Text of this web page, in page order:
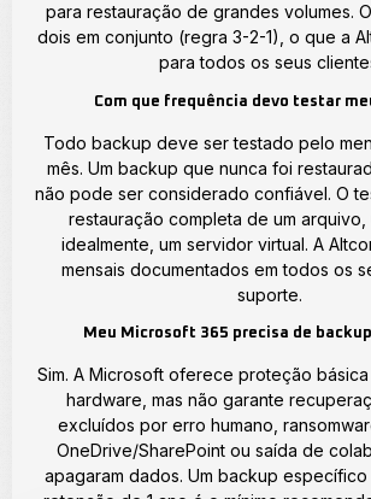
para restauração de grandes volumes.
dois em conjunto (regra 3-2-1), o que a
para todos os seus
Com que frequência devo testar
Todo backup deve ser testado pelo
mês. Um backup que nunca foi
não pode ser considerado confiável. O
restauração completa de um arquivo,
idealmente, um servidor virtual. A
mensais documentados em todos os
suporte.
Meu Microsoft 365 precisa de
Sim. A Microsoft oferece proteção
hardware, mas não garante
excluídos por erro humano,
OneDrive/SharePoint ou saída de
apagaram dados. Um backup